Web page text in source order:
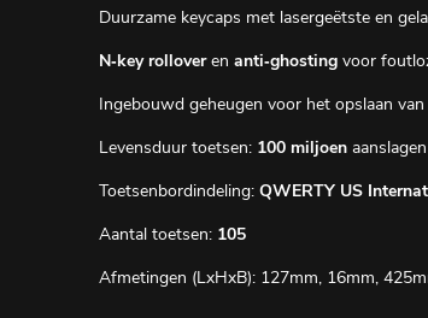
Duurzame keycaps met lasergeëtste en
N‑key rolloveren anti‑ghosting voor
Ingebouwd geheugen voor het opslaan
Levensduur toetsen: 100 miljoen
Toetsenbordindeling: QWERTY US
Aantal toetsen: 105
Afmetingen (LxHxB): 127mm, 16mm,